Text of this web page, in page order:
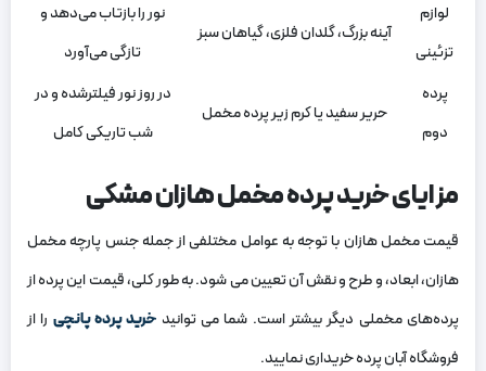
لوازم
تزئینی
آینه بزرگ، گلدان فلزی، گیاهان سبز
نور را بازتاب می‌دهد و
تازگی می‌آورد
پرده
دوم
حریر سفید یا کرم زیر پرده مخمل
در روز نور فیلترشده و در
شب تاریکی کامل
مزایای خرید پرده مخمل هازان مشکی
قیمت مخمل هازان با توجه به عوامل مختلفی از جمله جنس پارچه مخمل
هازان، ابعاد، و طرح و نقش آن تعیین می‌ شود. به طور کلی، قیمت این پرده از
پرده‌های مخملی دیگر بیشتر است. شما می توانید خرید پرده پانچی را از
فروشگاه آبان پرده خریداری نمایید.